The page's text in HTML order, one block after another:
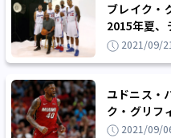
ブレイク・
2015年夏、
工作の舞台
2021/09/
ユドニス・
ク・グリフ
れている」
2021/09/